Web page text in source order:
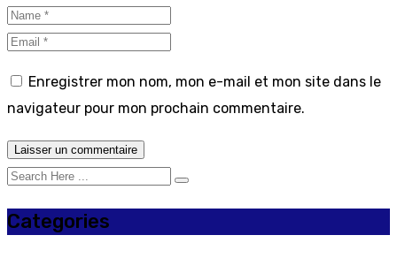
Enregistrer mon nom, mon e-mail et mon site dans le
navigateur pour mon prochain commentaire.
Categories